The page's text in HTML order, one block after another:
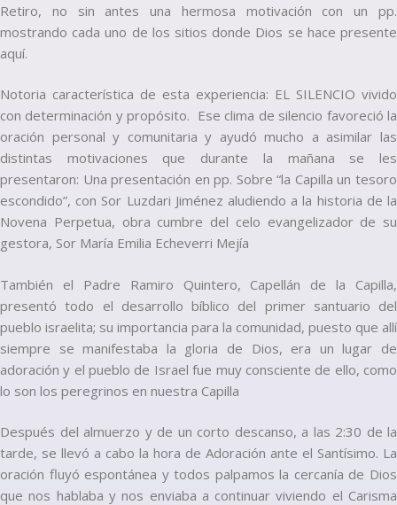
Retiro, no sin antes una hermosa motivación con un pp.
mostrando cada uno de los sitios donde Dios se hace presente
aquí.
Notoria característica de esta experiencia: EL SILENCIO vivido
con determinación y propósito. Ese clima de silencio favoreció la
oración personal y comunitaria y ayudó mucho a asimilar las
distintas motivaciones que durante la mañana se les
presentaron: Una presentación en pp. Sobre “la Capilla un tesoro
escondido”, con Sor Luzdari Jiménez aludiendo a la historia de la
Novena Perpetua, obra cumbre del celo evangelizador de su
gestora, Sor María Emilia Echeverri Mejía
También el Padre Ramiro Quintero, Capellán de la Capilla,
presentó todo el desarrollo bíblico del primer santuario del
pueblo israelita; su importancia para la comunidad, puesto que allí
siempre se manifestaba la gloria de Dios, era un lugar de
adoración y el pueblo de Israel fue muy consciente de ello, como
lo son los peregrinos en nuestra Capilla
Después del almuerzo y de un corto descanso, a las 2:30 de la
tarde, se llevó a cabo la hora de Adoración ante el Santísimo. La
oración fluyó espontánea y todos palpamos la cercanía de Dios
que nos hablaba y nos enviaba a continuar viviendo el Carisma